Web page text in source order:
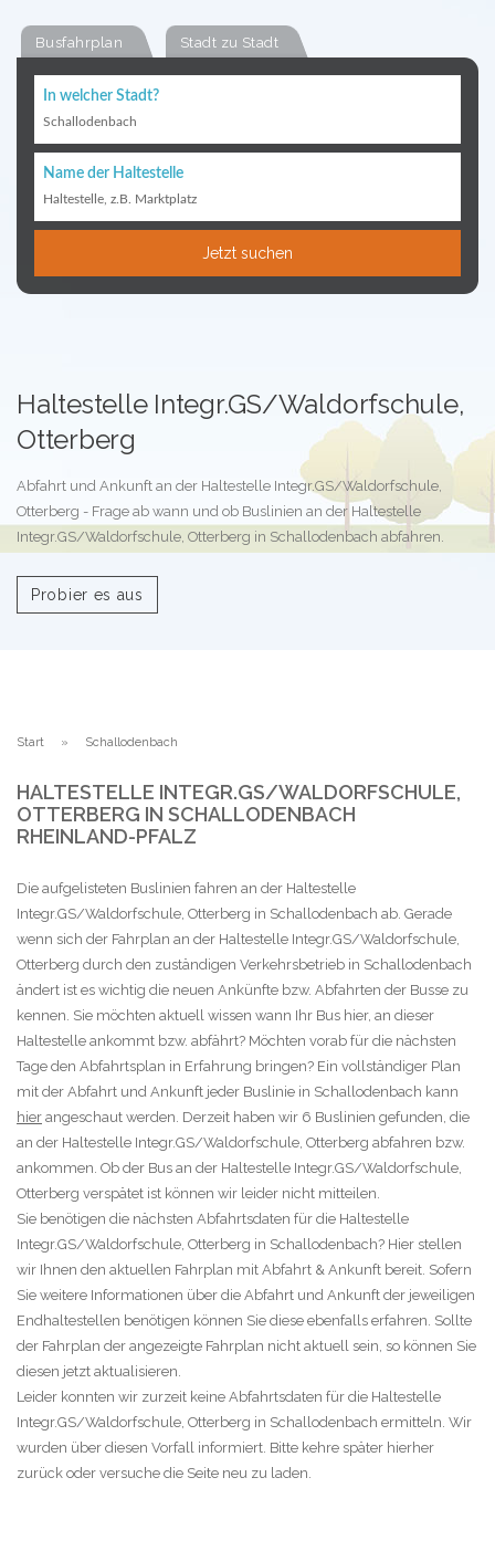
Busfahrplan Stadt zu Stadt
In welcher Stadt?
Schallodenbach
Name der Haltestelle
Haltestelle, z.B. Marktplatz
Jetzt suchen
Haltestelle Integr.GS/Waldorfschule,
Otterberg
Abfahrt und Ankunft an der Haltestelle Integr.GS/Waldorfschule,
Otterberg - Frage ab wann und ob Buslinien an der Haltestelle
Integr.GS/Waldorfschule, Otterberg in Schallodenbach abfahren.
Probier es aus
Start Schallodenbach
HALTESTELLE INTEGR.GS/WALDORFSCHULE,
OTTERBERG IN SCHALLODENBACH
RHEINLAND-PFALZ
Die aufgelisteten Buslinien fahren an der Haltestelle
Integr.GS/Waldorfschule, Otterberg in Schallodenbach ab. Gerade
wenn sich der Fahrplan an der Haltestelle Integr.GS/Waldorfschule,
Otterberg durch den zuständigen Verkehrsbetrieb in Schallodenbach
ändert ist es wichtig die neuen Ankünfte bzw. Abfahrten der Busse zu
kennen. Sie möchten aktuell wissen wann Ihr Bus hier, an dieser
Haltestelle ankommt bzw. abfährt? Möchten vorab für die nächsten
Tage den Abfahrtsplan in Erfahrung bringen? Ein vollständiger Plan
mit der Abfahrt und Ankunft jeder Buslinie in Schallodenbach kann
hier angeschaut werden. Derzeit haben wir 6 Buslinien gefunden, die
an der Haltestelle Integr.GS/Waldorfschule, Otterberg abfahren bzw.
ankommen. Ob der Bus an der Haltestelle Integr.GS/Waldorfschule,
Otterberg verspätet ist können wir leider nicht mitteilen.
Sie benötigen die nächsten Abfahrtsdaten für die Haltestelle
Integr.GS/Waldorfschule, Otterberg in Schallodenbach? Hier stellen
wir Ihnen den aktuellen Fahrplan mit Abfahrt & Ankunft bereit. Sofern
Sie weitere Informationen über die Abfahrt und Ankunft der jeweiligen
Endhaltestellen benötigen können Sie diese ebenfalls erfahren. Sollte
der Fahrplan der angezeigte Fahrplan nicht aktuell sein, so können Sie
diesen jetzt aktualisieren.
Leider konnten wir zurzeit keine Abfahrtsdaten für die Haltestelle
Integr.GS/Waldorfschule, Otterberg in Schallodenbach ermitteln. Wir
wurden über diesen Vorfall informiert. Bitte kehre später hierher
zurück oder versuche die Seite neu zu laden.